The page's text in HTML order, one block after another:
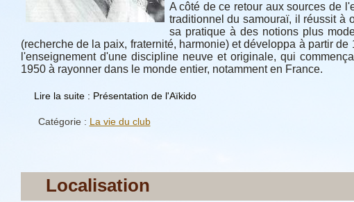
A côté de ce retour aux sources de
traditionnel du samouraï, il réussit à
sa pratique à des notions plus
(recherche de la paix, fraternité, harmonie) et développa à partir de
l'enseignement d'une discipline neuve et originale, qui
1950 à rayonner dans le monde entier, notamment en France.
Lire la suite : Présentation de l'Aïkido
Catégorie : La vie du club
Localisation